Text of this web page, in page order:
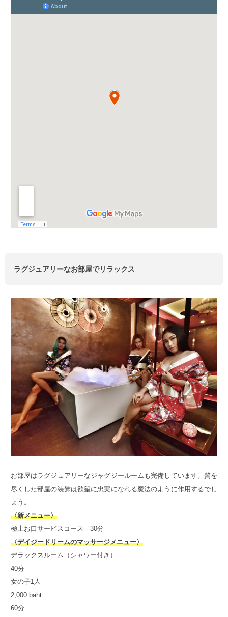
ラグジュアリーなお部屋でリラックス
お部屋はラグジュアリーなジャグジールームも完備しています。贅を
尽くした部屋の装飾は欲望に忠実になれる魔法のように作用するでし
ょう。
〈新メニュー〉
極上お口サービスコース 30分
〈デイジードリームのマッサージメニュー〉
デラックスルーム（シャワー付き）
40分
女の子1人
2,000 baht
60分